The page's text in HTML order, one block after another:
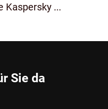
Kaspersky ...
Sie da